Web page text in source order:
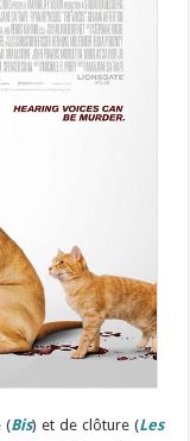
(Bis) et de clôture (Les